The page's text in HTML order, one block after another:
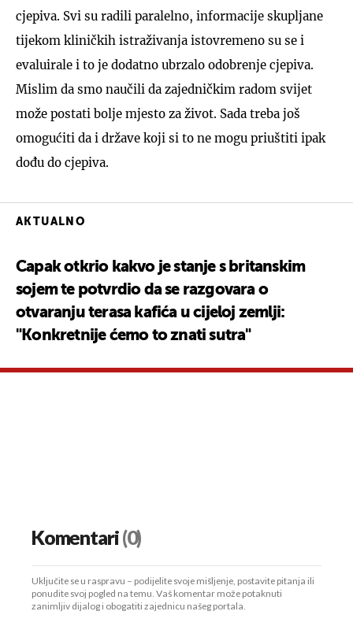
cjepiva. Svi su radili paralelno, informacije skupljane
tijekom kliničkih istraživanja istovremeno su se i
evaluirale i to je dodatno ubrzalo odobrenje cjepiva.
Mislim da smo naučili da zajedničkim radom svijet
može postati bolje mjesto za život. Sada treba još
omogućiti da i države koji si to ne mogu priuštiti ipak
dođu do cjepiva.
AKTUALNO
Capak otkrio kakvo je stanje s britanskim
sojem te potvrdio da se razgovara o
otvaranju terasa kafića u cijeloj zemlji:
"Konkretnije ćemo to znati sutra"
Komentari(0)
Uključite se u raspravu – podijelite svoje mišljenje, postavite pitanja ili
ponudite svoj pogled na temu. Vaš komentar može potaknuti
zanimljiv dijalog i obogatiti zajednicu našeg portala.